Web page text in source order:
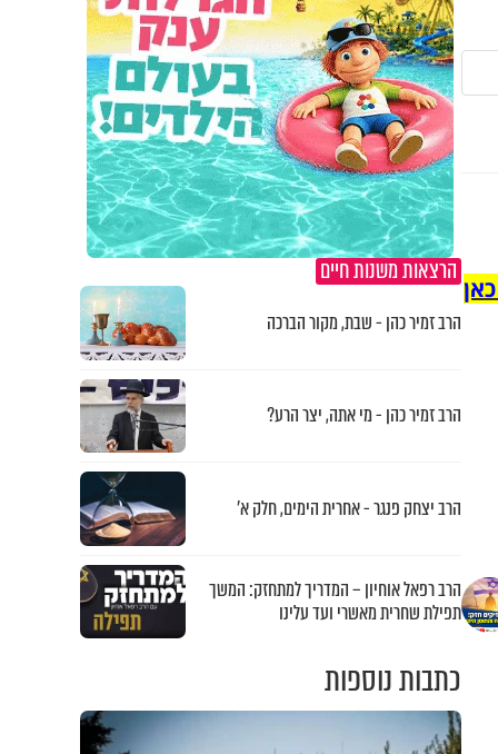
הרצאות משנות חיים
הרב זמיר כהן - שבת, מקור הברכה
הרב זמיר כהן - מי אתה, יצר הרע?
הרב יצחק פנגר - אחרית הימים, חלק א’
הרב רפאל אוחיון – המדריך למתחזק: המשך
תפילת שחרית מאשרי ועד עלינו
כתבות נוספות